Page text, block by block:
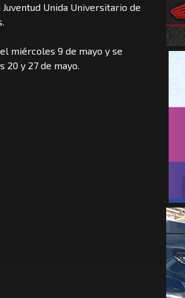
Unida Universitario de
miércoles 9 de mayo y se
20 y 27 de mayo.